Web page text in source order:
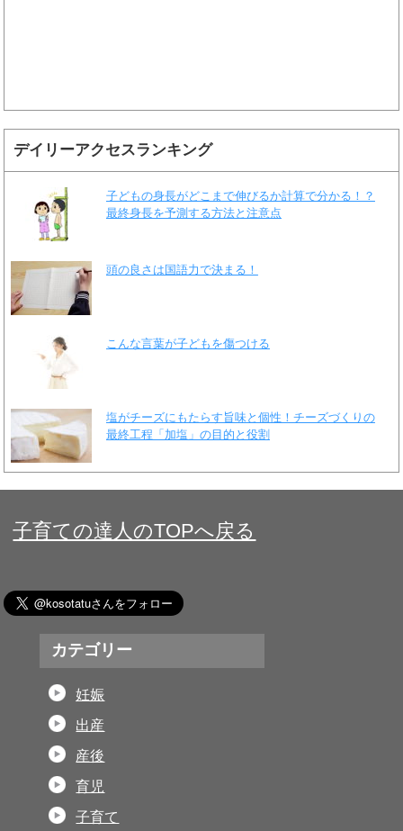
デイリーアクセスランキング
子どもの身長がどこまで伸びるか計算で分かる！？
最終身長を予測する方法と注意点
頭の良さは国語力で決まる！
こんな言葉が子どもを傷つける
塩がチーズにもたらす旨味と個性！チーズづくりの
最終工程「加塩」の目的と役割
子育ての達人のTOPへ戻る
カテゴリー
妊娠
出産
産後
育児
子育て